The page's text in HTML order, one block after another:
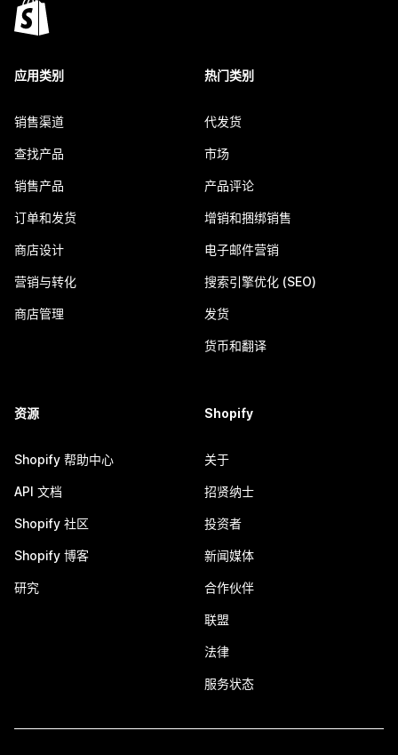
应用类别
销售渠道
查找产品
销售产品
订单和发货
商店设计
营销与转化
商店管理
热门类别
代发货
市场
产品评论
增销和捆绑销售
电子邮件营销
搜索引擎优化 (SEO)
发货
货币和翻译
资源
Shopify 帮助中心
API 文档
Shopify 社区
Shopify 博客
研究
Shopify
关于
招贤纳士
投资者
新闻媒体
合作伙伴
联盟
法律
服务状态